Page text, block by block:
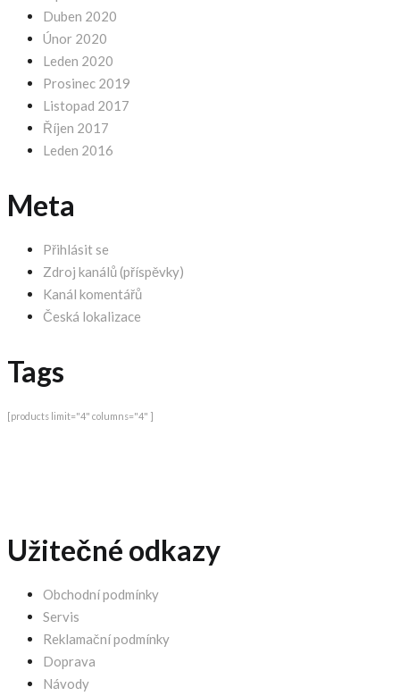
Duben 2020
Únor 2020
Leden 2020
Prosinec 2019
Listopad 2017
Říjen 2017
Leden 2016
Meta
Přihlásit se
Zdroj kanálů (příspěvky)
Kanál komentářů
Česká lokalizace
Tags
[products limit="4" columns="4" ]
Užitečné odkazy
Obchodní podmínky
Servis
Reklamační podmínky
Doprava
Návody